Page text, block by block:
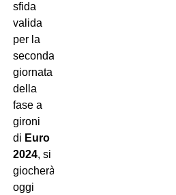
sfida
valida
per la
seconda
giornata
della
fase a
gironi
di Euro
2024, si
giocherà
oggi